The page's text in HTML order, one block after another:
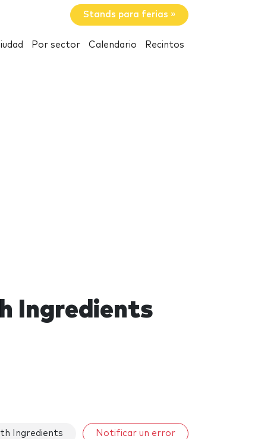
Stands para ferias »
Por sector Calendario Recintos
Ingredients
Ingredients Notificar un error